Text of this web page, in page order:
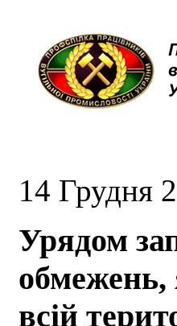
14 Грудня
Урядом
обмежень,
всій